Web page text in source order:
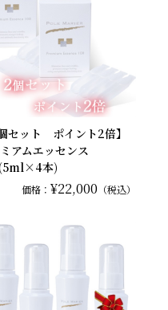
セット ポイント2倍】
アムエッセンス
本)
価格： ¥22,000 （税込）